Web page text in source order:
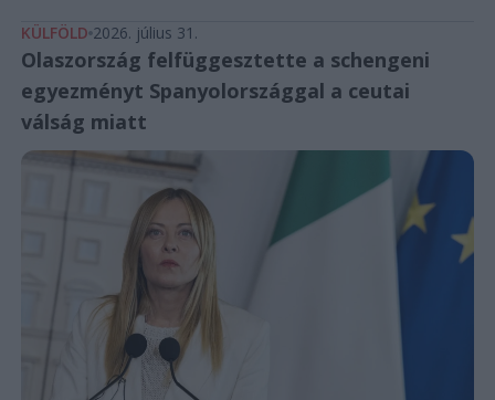
KÜLFÖLD 2026. július 31.
Olaszország felfüggesztette a schengeni
egyezményt Spanyolországgal a ceutai
válság miatt